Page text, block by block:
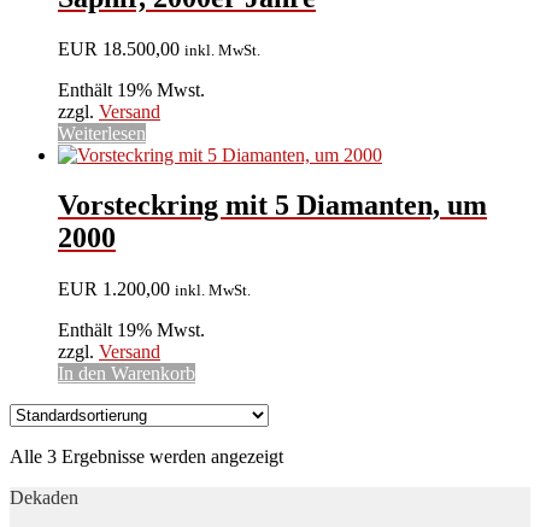
EUR 18.500,00 inkl. MwSt.
Enthält 19% Mwst.
zzgl. Versand
Weiterlesen
Vorsteckring mit 5 Diamanten, um
2000
EUR 1.200,00 inkl. MwSt.
Enthält 19% Mwst.
zzgl. Versand
In den Warenkorb
Alle 3 Ergebnisse werden angezeigt
Dekaden